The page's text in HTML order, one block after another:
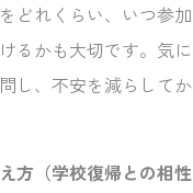
どれくらい、いつ参
るかも大切です。気
し、不安を減らして
方（学校復帰との相性